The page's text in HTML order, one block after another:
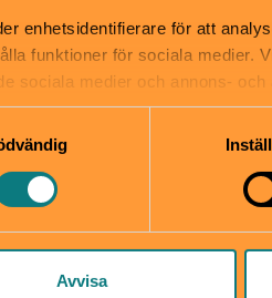
enhetsidentifierare för att
funktioner för sociala medier.
sociala medier och annons-
med annan information som
Avvisa
sep 0–1 år
Stadsteatern